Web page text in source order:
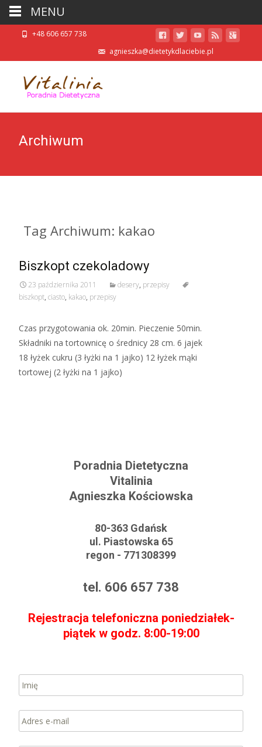
+48 606 657 738
agnieszka@dietetykdlaciebie.pl
Archiwum
Tag Archiwum: kakao
Biszkopt czekoladowy
23 października 2011 desery, przepisy
biszkopt, ciasto, kakao, przepisy
Czas przygotowania ok. 20min. Pieczenie 50min.
Składniki na tortownicę o średnicy 28 cm. 6 jajek
18 łyżek cukru (3 łyżki na 1 jajko) 12 łyżek mąki
tortowej (2 łyżki na 1 jajko)
Poradnia Dietetyczna
Vitalinia
Agnieszka Kościowska
80-363 Gdańsk
ul. Piastowska 65
regon - 771308399
tel. 606 657 738
Rejestracja telefoniczna poniedziałek-
piątek w godz. 8:00-19:00
MENU